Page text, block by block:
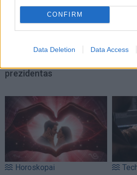
CONFIRM
Data Deletion Data Access
16-metis nėrė į mirtinas
kovos su likimu
prezidentas
Kodėl
Horoskopai